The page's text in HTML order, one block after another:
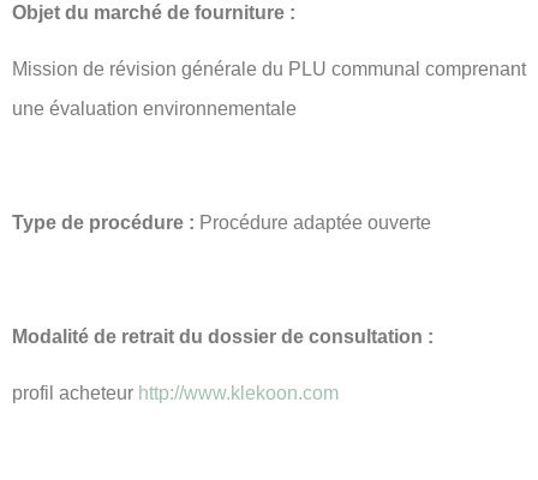
Objet du marché de fourniture :
Mission de révision générale du PLU communal comprenant
une évaluation environnementale
Type de procédure : Procédure adaptée ouverte
Modalité de retrait du dossier de consultation :
profil acheteur http://www.klekoon.com